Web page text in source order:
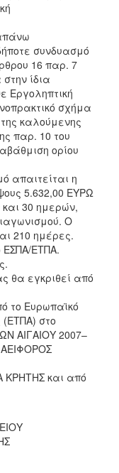
συνδυασμό
16 παρ. 7
ίδια
Εργοληπτική
σχήμα
καλούμενης
παρ. 10 του
ορίου
απαιτείται η
5.632,00 ΕΥΡΩ
και 30 ημερών,
Ο
210 ημέρες.
ETΠΑ.
θα εγκριθεί από
το Ευρωπαϊκό
στο
ΑΙΓΑΙΟΥ 2007–
ΚΡΗΤΗΣ και από